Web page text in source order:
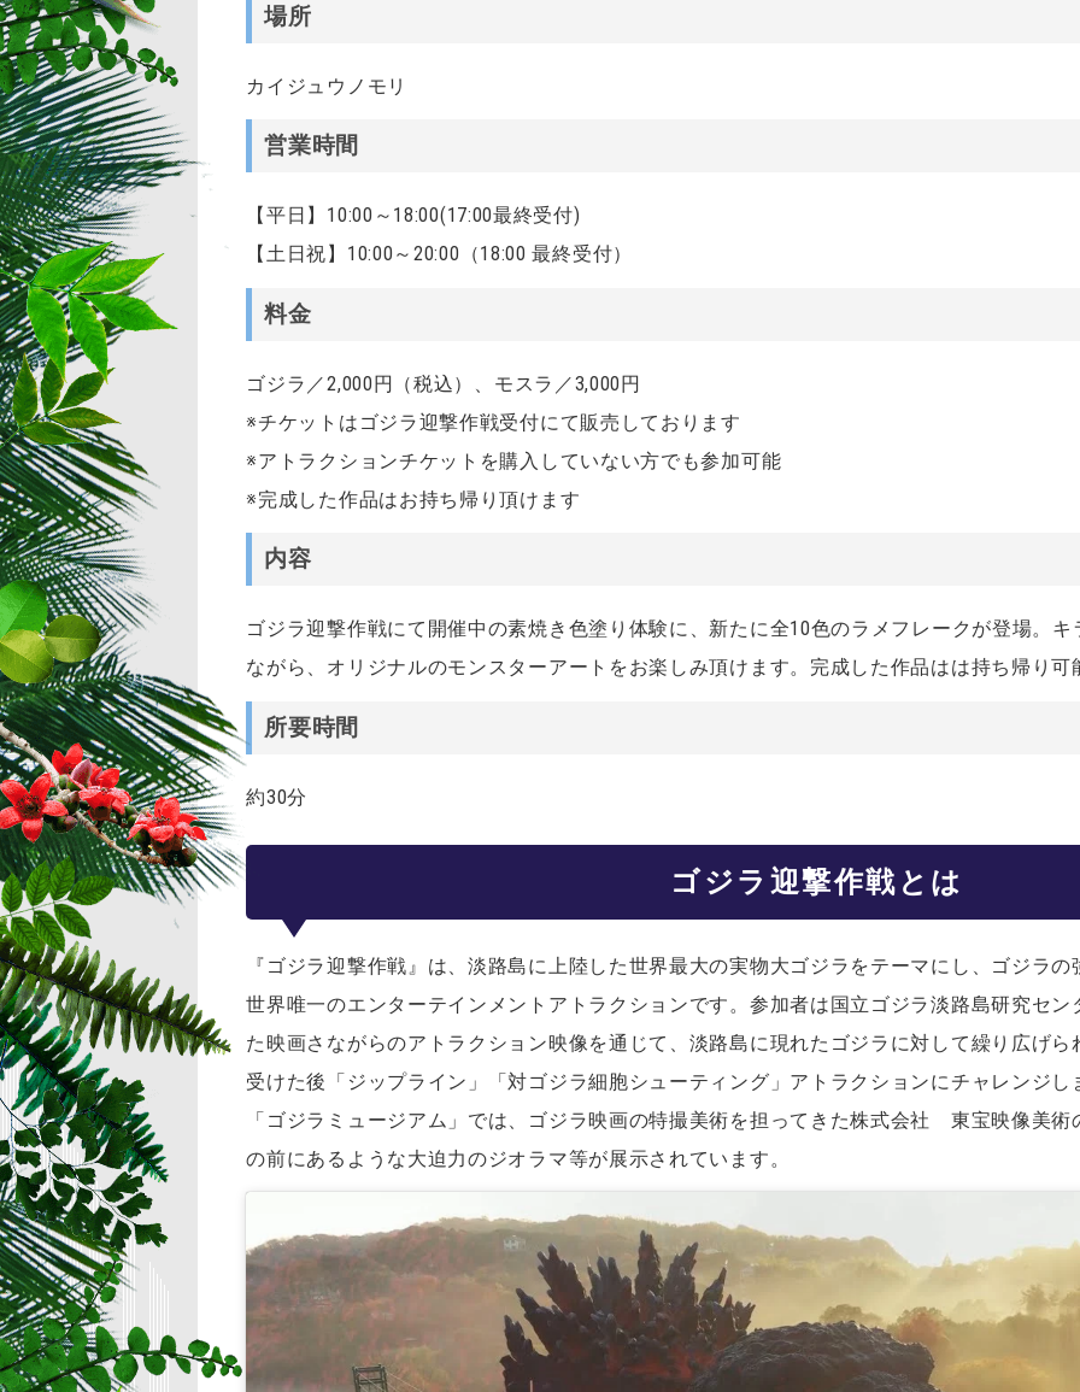
場所
カイジュウノモリ
営業時間
【平日】10:00～18:00(17:00最終受付)
【土日祝】10:00～20:00（18:00 最終受付）
料金
ゴジラ／2,000円（税込）、モスラ／3,000円
※チケットはゴジラ迎撃作戦受付にて販売しております
※アトラクションチケットを購入していない方でも参加可能
※完成した作品はお持ち帰り頂けます
内容
ゴジラ迎撃作戦にて開催中の素焼き色塗り体験に、新たに全10色のラメフレークが登場。
ながら、オリジナルのモンスターアートをお楽しみ頂けます。完成した作品はは持ち帰り可
所要時間
約30分
ゴジラ迎撃作戦とは
『ゴジラ迎撃作戦』は、淡路島に上陸した世界最大の実物大ゴジラをテーマにし、ゴジラ
世界唯一のエンターテインメントアトラクションです。参加者は国立ゴジラ淡路島研究セ
た映画さながらのアトラクション映像を通じて、淡路島に現れたゴジラに対して繰り広げ
受けた後「ジップライン」「対ゴジラ細胞シューティング」アトラクションにチャレンジ
「ゴジラミュージアム」では、ゴジラ映画の特撮美術を担ってきた株式会社 東宝映像美
の前にあるような大迫力のジオラマ等が展示されています。